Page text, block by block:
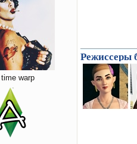
warp
Режиссеры